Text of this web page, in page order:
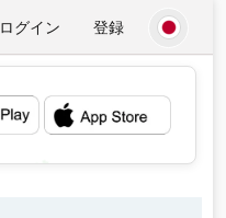
ログイン 登録
💕